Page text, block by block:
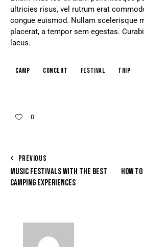
ultricies risus, vel rutrum erat
congue euismod. Nullam scelerisque
placerat, a tempor sem egestas.
lacus.
camp concert festival trip
0
PREVIOUS
MUSIC FESTIVALS WITH THE BEST
CAMPING EXPERIENCES
HOW